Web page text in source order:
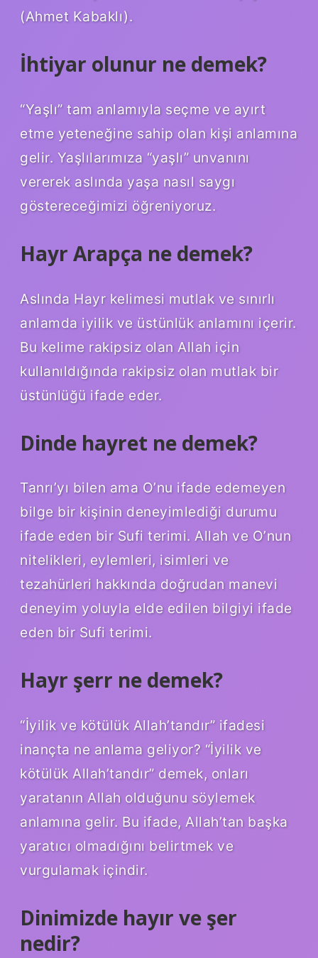
(Ahmet Kabaklı).
İhtiyar olunur ne demek?
“Yaşlı” tam anlamıyla seçme ve ayırt
etme yeteneğine sahip olan kişi anlamına
gelir. Yaşlılarımıza “yaşlı” unvanını
vererek aslında yaşa nasıl saygı
göstereceğimizi öğreniyoruz.
Hayr Arapça ne demek?
Aslında Hayr kelimesi mutlak ve sınırlı
anlamda iyilik ve üstünlük anlamını içerir.
Bu kelime rakipsiz olan Allah için
kullanıldığında rakipsiz olan mutlak bir
üstünlüğü ifade eder.
Dinde hayret ne demek?
Tanrı’yı ​​bilen ama O’nu ifade edemeyen
bilge bir kişinin deneyimlediği durumu
ifade eden bir Sufi terimi. Allah ve O’nun
nitelikleri, eylemleri, isimleri ve
tezahürleri hakkında doğrudan manevi
deneyim yoluyla elde edilen bilgiyi ifade
eden bir Sufi terimi.
Hayr şerr ne demek?
“İyilik ve kötülük Allah’tandır” ifadesi
inançta ne anlama geliyor? “İyilik ve
kötülük Allah’tandır” demek, onları
yaratanın Allah olduğunu söylemek
anlamına gelir. Bu ifade, Allah’tan başka
yaratıcı olmadığını belirtmek ve
vurgulamak içindir.
Dinimizde hayır ve şer
nedir?